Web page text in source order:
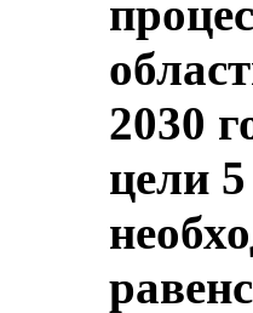
2030
цели